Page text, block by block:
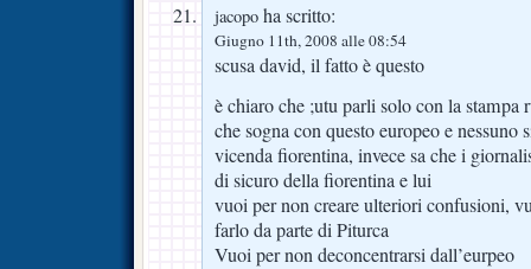
jacopo ha scritto:
Giugno 11th, 2008 alle 08:54
scusa david, il fatto è questo
è chiaro che ;utu parli solo con la stampa
che sogna con questo europeo e
vicenda fiorentina, invece sa che i
di sicuro della fiorentina e lui
vuoi per non creare ulteriori confusioni,
farlo da parte di Piturca
Vuoi per non deconcentrarsi dall’eurpeo